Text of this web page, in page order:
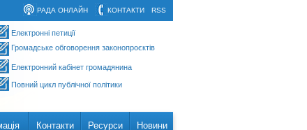
RSS
КОНТАКТИ
РАДА ОНЛАЙН
Електронні петиції
Громадське обговорення законопроєктів
Електронний кабінет громадянина
Повний цикл публічної політики
Контакти Ресурси Новини